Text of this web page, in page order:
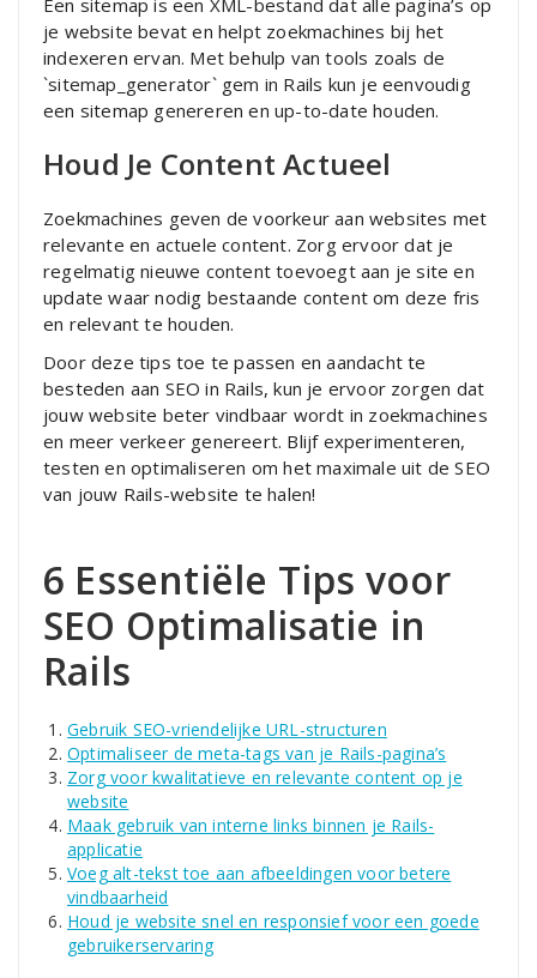
Een sitemap is een XML-bestand dat alle pagina’s op
je website bevat en helpt zoekmachines bij het
indexeren ervan. Met behulp van tools zoals de
`sitemap_generator` gem in Rails kun je eenvoudig
een sitemap genereren en up-to-date houden.
Houd Je Content Actueel
Zoekmachines geven de voorkeur aan websites met
relevante en actuele content. Zorg ervoor dat je
regelmatig nieuwe content toevoegt aan je site en
update waar nodig bestaande content om deze fris
en relevant te houden.
Door deze tips toe te passen en aandacht te
besteden aan SEO in Rails, kun je ervoor zorgen dat
jouw website beter vindbaar wordt in zoekmachines
en meer verkeer genereert. Blijf experimenteren,
testen en optimaliseren om het maximale uit de SEO
van jouw Rails-website te halen!
6 Essentiële Tips voor
SEO Optimalisatie in
Rails
Gebruik SEO-vriendelijke URL-structuren
Optimaliseer de meta-tags van je Rails-pagina’s
Zorg voor kwalitatieve en relevante content op je
website
Maak gebruik van interne links binnen je Rails-
applicatie
Voeg alt-tekst toe aan afbeeldingen voor betere
vindbaarheid
Houd je website snel en responsief voor een goede
gebruikerservaring